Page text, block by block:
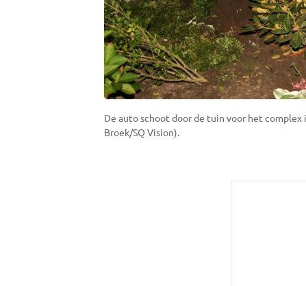
De auto schoot door de tuin voor het complex
Broek/SQ Vision).